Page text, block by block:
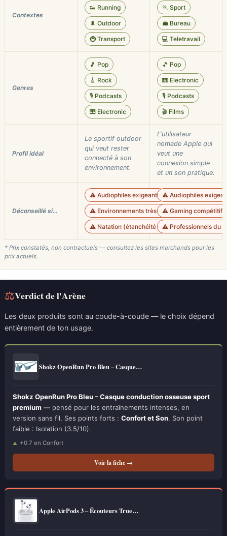
Contextes
👟 Running
🌲 Outdoor
🚇 Transport
🏃 Sport
💼 Bureau
💻 Teletravail
Genres
🎵 Pop
🎸 Rock
🎙️ Podcasts
🎹 Electronic
🎵 Pop
🎹 Electronic
🎙️ Podcasts
🎬 Films
Profil idéal
Le sportif outdoor
qui veut rester
connecté à son
environnement.
L'utilisateur
nomade Apple qui
veut une
connexion simple
et un son pratique.
Déconseillé si…
⚠️ Audiophiles exigeants
⚠️ Environnements très bruyants
⚠️ Natation (étanchéité limitée)
⚠️ Audiophiles
⚠️ Gaming compétitif
⚠️ Professionnels du
* Prix constatés, non contractuels — consultez les sites marchands pour les
prix actuels.
⚖Verdict de l'Arène
Les deux produits sont au coude-à-coude — le choix dépend
entièrement de ton usage.
Shokz OpenRun Pro Bleu – Casque…
Shokz OpenRun Pro Bleu – Casque conduction osseuse sport
premium — pensé pour les entraînements intenses, en
version sans fil. Ses points forts : Confort et Son. Son point
faible : Isolation (3.5/10).
+0.7 en Confort
Voir la fiche →
Apple AirPods 3 – Écouteurs True…